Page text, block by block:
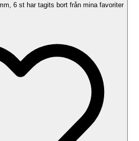
6 st har tagits bort från mina favoriter